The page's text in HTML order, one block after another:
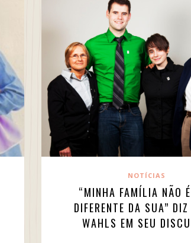
NOTÍCIAS
“MINHA FAMÍLIA NÃO
DIFERENTE DA SUA”
WAHLS EM SEU